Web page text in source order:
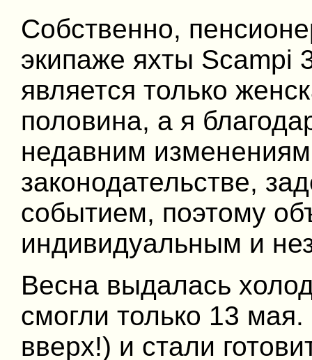
Собственно,
экипаже яхты Scampi
является только
половина, а я
недавним
законодательстве,
событием, поэтому
индивидуальным и
Весна выдалась
смогли только 13
вверх!) и стали